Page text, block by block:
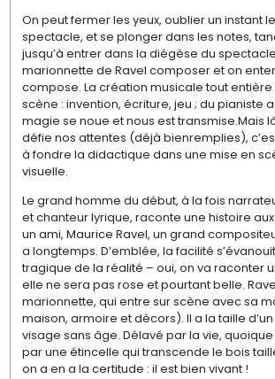
On peut fermer les yeux, oublier un instant
spectacle, et se plonger dans les notes,
jusqu’à entrer dans la diégèse du
marionnette de Ravel composer et on
compose. La création musicale tout entière
scène : invention, écriture, jeu ; du pianiste
magie se noue et nous est transmise.Mais
défie nos attentes (déjà bienremplies),
à fondre la didactique dans une mise en
visuelle.
Le grand homme du début, à la fois
et chanteur lyrique, raconte une histoire
un ami, Maurice Ravel, un grand
a longtemps. D’emblée, la facilité
tragique de la réalité – oui, on va raconter
elle ne sera pas rose et pourtant belle.
marionnette, qui entre sur scène avec sa
maison, armoire et décors). Il a la taille
visage sans âge. Délavé par la vie,
par une étincelle qui transcende le bois
on a en a la certitude : il est bien vivant !